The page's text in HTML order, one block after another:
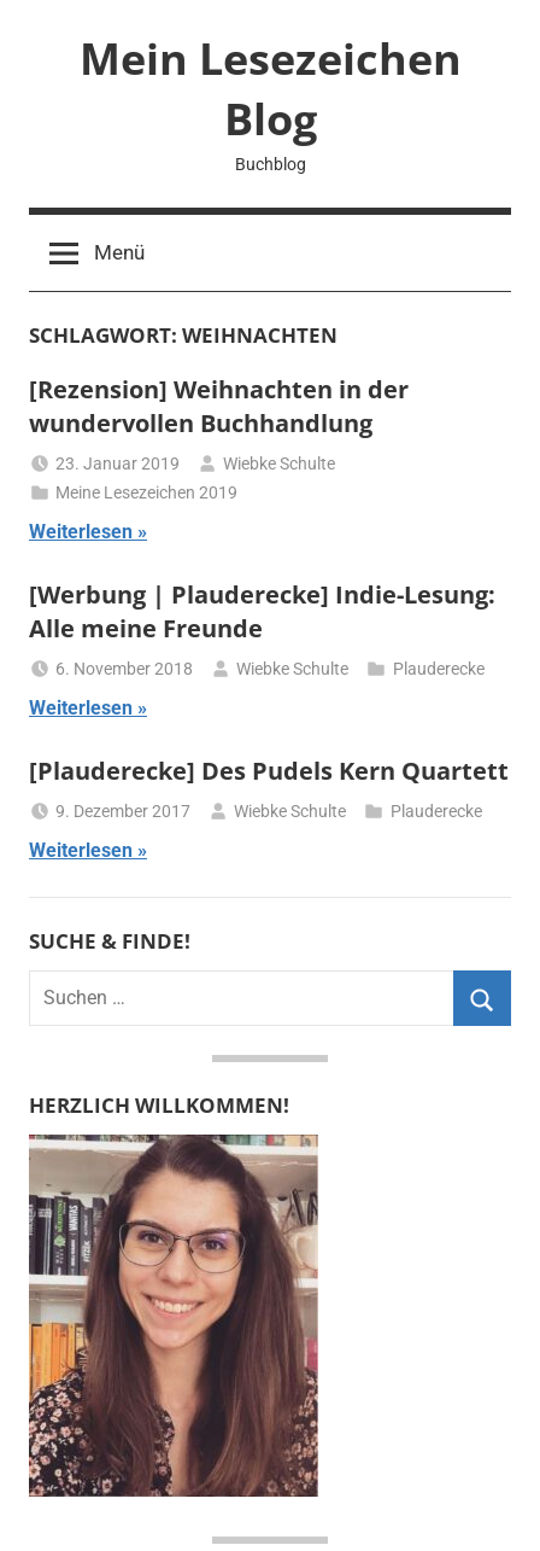
Mein Lesezeichen
Blog
Buchblog
Menü
SCHLAGWORT: WEIHNACHTEN
[Rezension] Weihnachten in der
wundervollen Buchhandlung
23. Januar 2019
Wiebke Schulte
Meine Lesezeichen 2019
Weiterlesen
[Werbung | Plauderecke] Indie-Lesung:
Alle meine Freunde
6. November 2018 Wiebke Schulte Plauderecke
Weiterlesen
[Plauderecke] Des Pudels Kern Quartett
9. Dezember 2017 Wiebke Schulte Plauderecke
Weiterlesen
SUCHE & FINDE!
Suchen
HERZLICH WILLKOMMEN!